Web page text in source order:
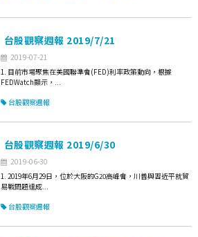
台股觀察週報 2019/7/21
2019-07-21
1. 目前市場聚焦在美國聯準會(FED)利率政策動向，根據
FEDWatch顯示，...
台股觀察週報
台股觀察週報 2019/6/30
2019-06-30
1. 2019年6月29日，位於大阪的G20高峰會，川普與習近平就貿
易戰問題達成...
台股觀察週報